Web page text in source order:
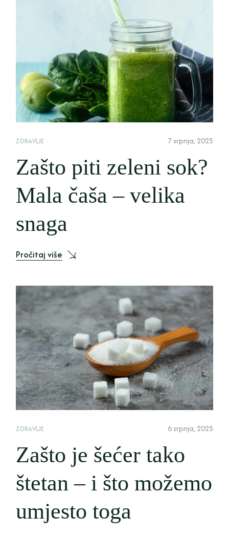
ZDRAVLJE 7 srpnja, 2025
Zašto piti zeleni sok?
Mala čaša – velika
snaga
Pročitaj više
ZDRAVLJE 6 srpnja, 2025
Zašto je šećer tako
štetan – i što možemo
umjesto toga